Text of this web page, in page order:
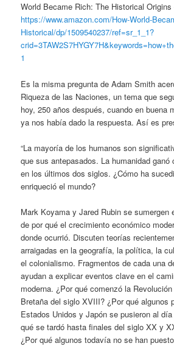
World Became Rich: The Historical
https://www.amazon.com/How-World-
Historical/dp/1509540237/ref=sr_1_1?
1
Es la misma pregunta de Adam Smith
Riqueza de las Naciones, un tema que
hoy, 250 años después, cuando en buena
ya nos había dado la respuesta. Así es
“La mayoría de los humanos son
que sus antepasados. La humanidad
en los últimos dos siglos. ¿Cómo ha
enriqueció el mundo?
Mark Koyama y Jared Rubin se sumergen
de por qué el crecimiento económico
donde ocurrió. Discuten teorías
arraigadas en la geografía, la política, la
el colonialismo. Fragmentos de cada una
ayudan a explicar eventos clave en el
moderna. ¿Por qué comenzó la
Bretaña del siglo XVIII? ¿Por qué algunos
Estados Unidos y Japón se pusieron al
qué se tardó hasta finales del siglo XX y
¿Por qué algunos todavía no se han